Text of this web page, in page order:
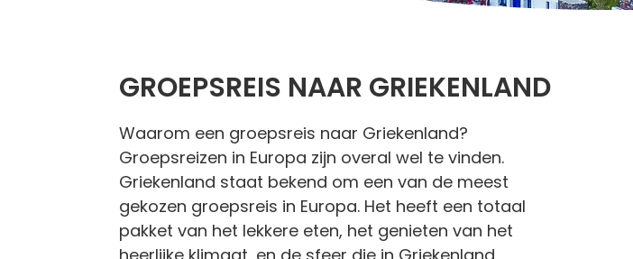
GROEPSREIS NAAR GRIEKENLAND
Waarom een groepsreis naar Griekenland?
Groepsreizen in Europa zijn overal wel te vinden.
Griekenland staat bekend om een van de meest
gekozen groepsreis in Europa. Het heeft een totaal
pakket van het lekkere eten, het genieten van het